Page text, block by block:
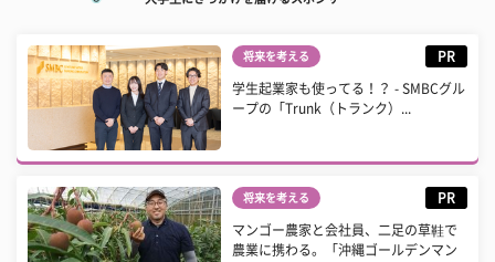
将来を考える PR
学生起業家も使ってる！？ - SMBCグル
ープの「Trunk（トランク）...
将来を考える PR
マンゴー農家と会社員、二足の草鞋で
農業に携わる。「沖縄ゴールデンマン